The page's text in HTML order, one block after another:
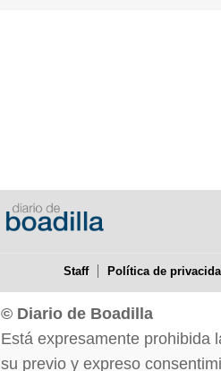
Staff Política de
© Diario de Boadilla
Está expresamente prohibida
su previo y expreso